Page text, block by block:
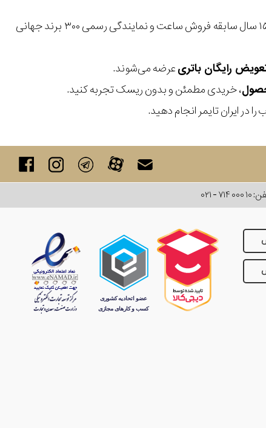
با بیش از ۱۵ سال سابقه فروش ساعت و نمایندگی رسمی ۳۰۰ برند جهانی
عرضه می‌شوند.
، خریدی مطمئن و بدون ریسک تجربه کنید.
در ایران تایمر انجام دهید.
۰۲۱ - ۷۱۴ ۰۰۰ ۱۰